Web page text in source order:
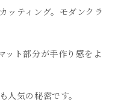
ッティング。モダンクラ
ット部分が手作り感をよ
人気の秘密です。